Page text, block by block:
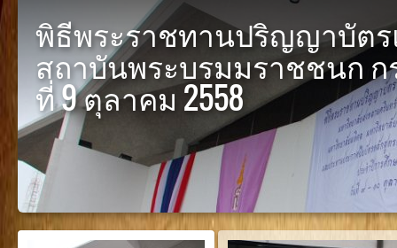
พิธีพระราชทานปริญญาบัต
สถาบันพระบรมมราชชนก
ที่ 9 ตุลาคม 2558